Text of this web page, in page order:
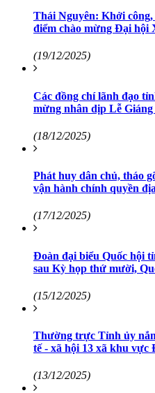
Thái Nguyên: Khởi
điểm chào mừng Đại hội
(19/12/2025)
Các đồng chí lãnh đạo
mừng nhân dịp Lễ Giáng
(18/12/2025)
Phát huy dân chủ, tháo
vận hành chính quyền
(17/12/2025)
Đoàn đại biểu Quốc hội
sau Kỳ họp thứ mười,
(15/12/2025)
Thường trực Tỉnh ủy
tế - xã hội 13 xã khu vực
(13/12/2025)